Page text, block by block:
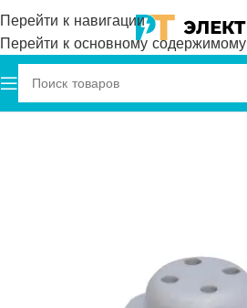
Перейти к навигации
Перейти к основному содержимому
Главная Plastim